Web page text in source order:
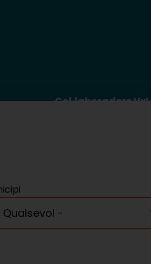
Col·laboradors VxL